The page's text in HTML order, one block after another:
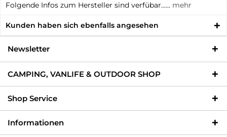
Folgende Infos zum Hersteller sind verfübar...... mehr
Kunden haben sich ebenfalls angesehen
Newsletter
CAMPING, VANLIFE & OUTDOOR SHOP
Shop Service
Informationen